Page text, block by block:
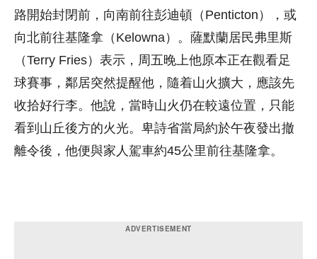
路開始封閉前，向南前往彭迪頓（Penticton），或
向北前往基隆拿（Kelowna）。薩默蘭居民弗里斯
（Terry Fries）表示，周五晚上他原本正在觀看足
球賽事，鄰居突然提醒他，隨着山火擴大，應該先
收拾好行李。他說，當時山火仍在較遠位置，只能
看到山丘後方的火光。卑詩省當局約於午夜發出撤
離令後，他便與家人駕車約45公里前往基隆拿。